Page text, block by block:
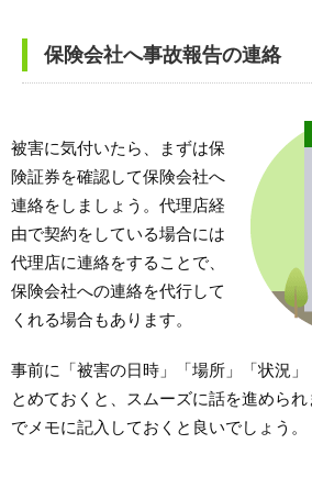
保険会社へ事故報告の連絡
被害に気付いたら、まずは保
険証券を確認して保険会社へ
連絡をしましょう。代理店経
由で契約をしている場合には
代理店に連絡をすることで、
保険会社への連絡を代行して
くれる場合もあります。
事前に「被害の日時」「場所」「状況」
とめておくと、スムーズに話を進めら
でメモに記入しておくと良いでしょう。